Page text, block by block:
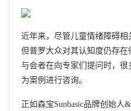
近年来，尽管儿童情绪障碍相
但普罗大众对其认知度仍存在
与会者在向专家们提问时，
为案例进行咨询。
正如森宝Sunbasic品牌创始人